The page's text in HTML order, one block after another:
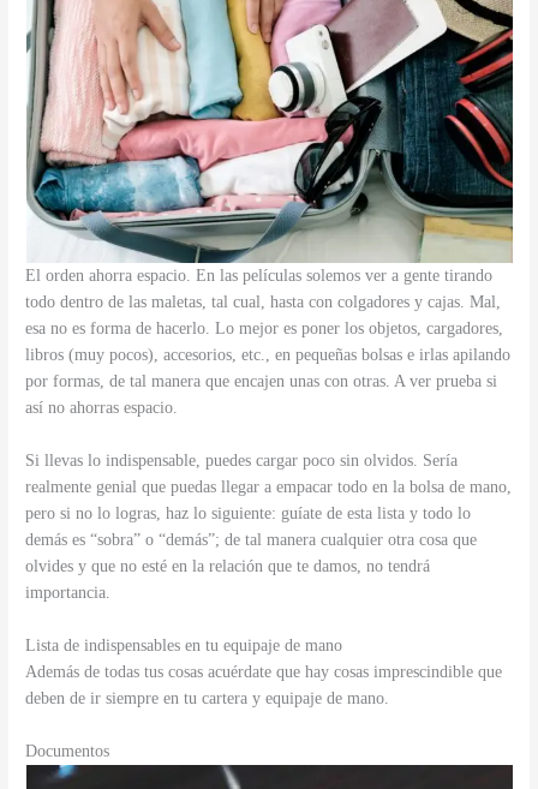
El orden ahorra espacio. En las películas solemos ver a gente tirando
todo dentro de las maletas, tal cual, hasta con colgadores y cajas. Mal,
esa no es forma de hacerlo. Lo mejor es poner los objetos, cargadores,
libros (muy pocos), accesorios, etc., en pequeñas bolsas e irlas apilando
por formas, de tal manera que encajen unas con otras. A ver prueba si
así no ahorras espacio.
Si llevas lo indispensable, puedes cargar poco sin olvidos. Sería
realmente genial que puedas llegar a empacar todo en la bolsa de mano,
pero si no lo logras, haz lo siguiente: guíate de esta lista y todo lo
demás es “sobra” o “demás”; de tal manera cualquier otra cosa que
olvides y que no esté en la relación que te damos, no tendrá
importancia.
Lista de indispensables en tu equipaje de mano
Además de todas tus cosas acuérdate que hay cosas imprescindible que
deben de ir siempre en tu cartera y equipaje de mano.
Documentos